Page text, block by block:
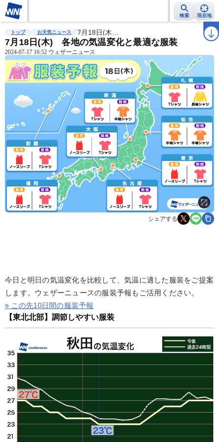
検索 現在地
雨雲レーダー 台風情報 地震情報 ラ
トップ お天気ニュース 7月18日(木…
7月18日(木) 各地の気温変化と最適な服装
2024-07-17 16:52 ウェザーニュース
シェアする
今日と明日の気温変化を比較して、気温に適した服装をご提案
します。ウェザーニュースの服装予報もご活用ください。
» この先10日間の服装予報
【東北北部】調節しやすい服装